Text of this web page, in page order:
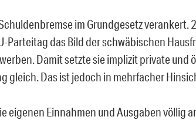
im Grundgesetz verankert.
Parteitag das Bild der schwäbischen
Damit setzte sie implizit private und
gleich. Das ist jedoch in mehrfacher
eigenen Einnahmen und Ausgaben völlig